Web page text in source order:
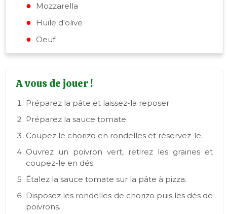
Mozzarella
Huile d'olive
Oeuf
A vous de jouer !
Préparez la pâte et laissez-la reposer.
Préparez la sauce tomate.
Coupez le chorizo en rondelles et réservez-le.
Ouvrez un poivron vert, retirez les graines et
coupez-le en dés.
Étalez la sauce tomate sur la pâte à pizza.
Disposez les rondelles de chorizo puis les dés de
poivrons.